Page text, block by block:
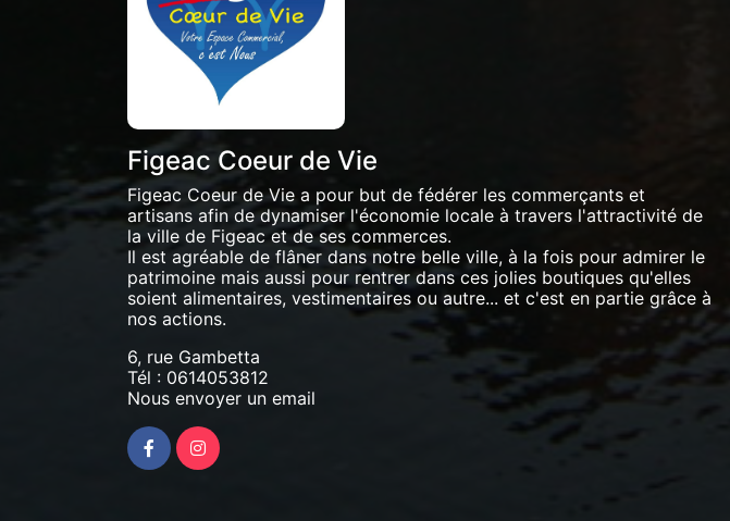
Figeac Coeur de Vie
Figeac Coeur de Vie a pour but de fédérer les commerçants et
artisans afin de dynamiser l'économie locale à travers l'attractivité de
la ville de Figeac et de ses commerces.
Il est agréable de flâner dans notre belle ville, à la fois pour admirer le
patrimoine mais aussi pour rentrer dans ces jolies boutiques qu'elles
soient alimentaires, vestimentaires ou autre... et c'est en partie grâce à
nos actions.
6, rue Gambetta
Tél : 0614053812
Nous envoyer un email